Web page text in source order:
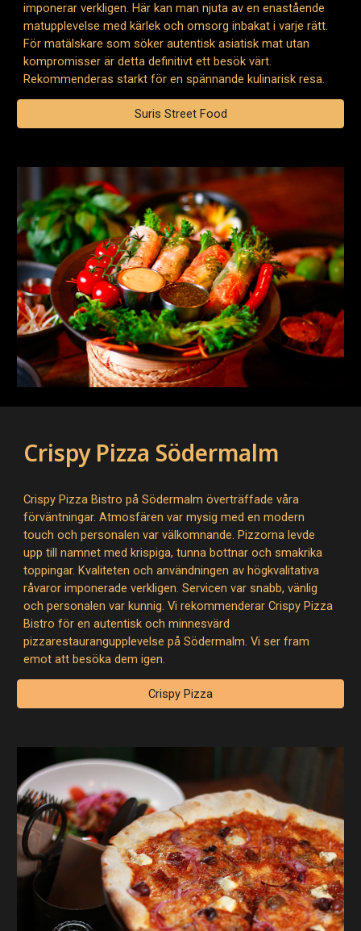
imponerar verkligen. Här kan man njuta av en enastående
matupplevelse med kärlek och omsorg inbakat i varje rätt.
För matälskare som söker autentisk asiatisk mat utan
kompromisser är detta definitivt ett besök värt.
Rekommenderas starkt för en spännande kulinarisk resa.
Suris Street Food
Crispy Pizza Södermalm
Crispy Pizza Bistro på Södermalm överträffade våra
förväntningar. Atmosfären var mysig med en modern
touch och personalen var välkomnande. Pizzorna levde
upp till namnet med krispiga, tunna bottnar och smakrika
toppingar. Kvaliteten och användningen av högkvalitativa
råvaror imponerade verkligen. Servicen var snabb, vänlig
och personalen var kunnig. Vi rekommenderar Crispy Pizza
Bistro för en autentisk och minnesvärd
pizzarestaurangupplevelse på Södermalm. Vi ser fram
emot att besöka dem igen.
Crispy Pizza